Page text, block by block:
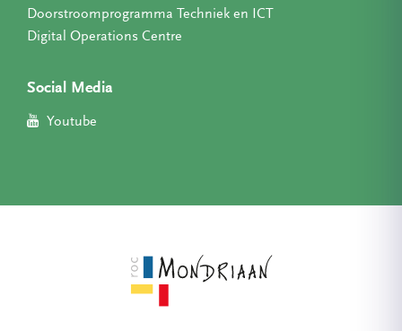
Doorstroomprogramma Techniek en ICT
Digital Operations Centre
Social Media
Youtube